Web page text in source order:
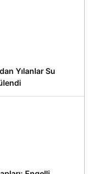
Yılanlar Su